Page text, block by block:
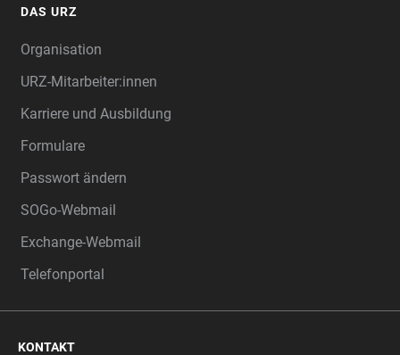
DAS URZ
Organisation
URZ-Mitarbeiter:innen
Karriere und Ausbildung
Formulare
Passwort ändern
SOGo-Webmail
Exchange-Webmail
Telefonportal
KONTAKT